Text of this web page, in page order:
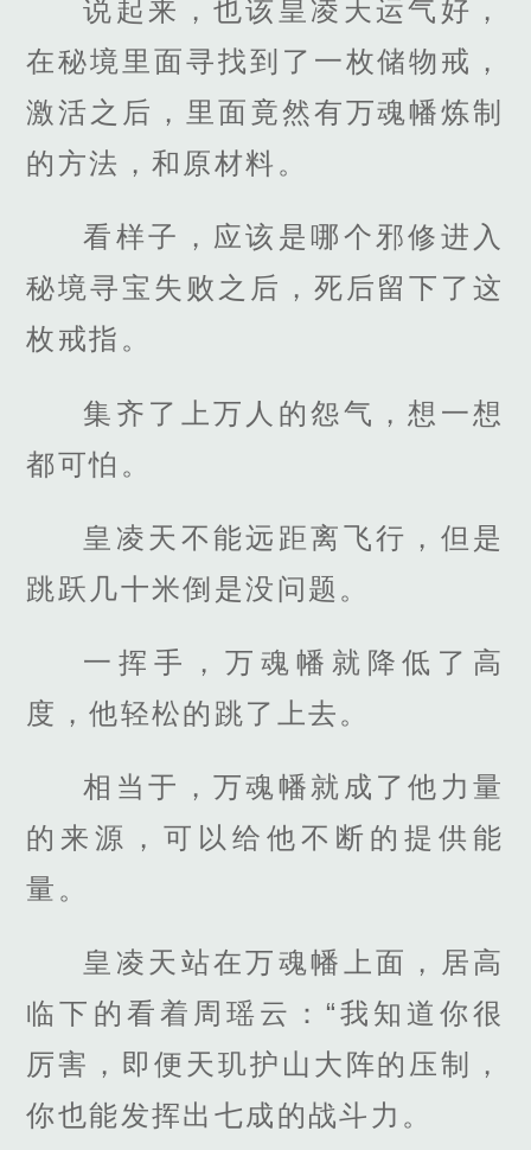
说起来，也该皇凌天运气好，
在秘境里面寻找到了一枚储物戒，
激活之后，里面竟然有万魂幡炼制
的方法，和原材料。
看样子，应该是哪个邪修进入
秘境寻宝失败之后，死后留下了这
枚戒指。
集齐了上万人的怨气，想一想
都可怕。
皇凌天不能远距离飞行，但是
跳跃几十米倒是没问题。
一挥手，万魂幡就降低了高
度，他轻松的跳了上去。
相当于，万魂幡就成了他力量
的来源，可以给他不断的提供能
量。
皇凌天站在万魂幡上面，居高
临下的看着周瑶云：“我知道你很
厉害，即便天玑护山大阵的压制，
你也能发挥出七成的战斗力。